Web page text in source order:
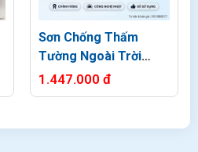
Sơn Chống Thấm
Tường Ngoài Trời
Nippon WP 200 Thùng
20kg
1.447.000 đ